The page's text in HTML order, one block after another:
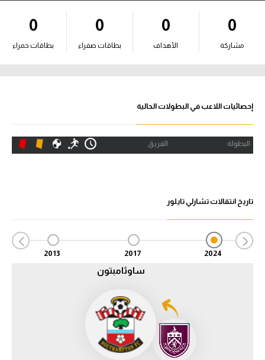
آراء حرة
ركن الألعاب
الدوري المصري
الدوري الإنجليزي الممتاز
الدوري الإيطالي
الدوري الألماني
دوري أبطال أوروبا
دوري أبطال إفريقيا
0
مشاركة
0
الأهداف
0
بطاقات صفراء
0
بطاقات حمراء
إحصائيات اللاعب في البطولات الحالية
البطولة الفريق
تاريخ انتقالات تشارلي تايلور
2024
2017
2013
ساوثامبتون